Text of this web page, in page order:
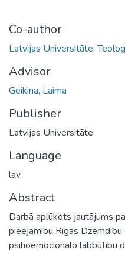
Co-author
Latvijas Universitāte.
Advisor
Geikina, Laima
Publisher
Latvijas Universitāte
Language
lav
Abstract
Darbā aplūkots jautājums
pieejamību Rīgas Dzemdību
psihoemocionālo labbūtību